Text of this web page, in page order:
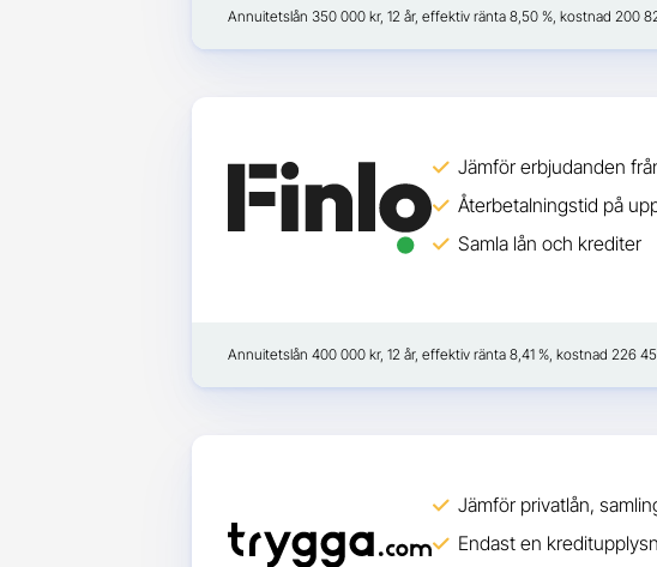
Annuitetslån 350 000 kr, 12 år, effektiv ränta 8,50 %, kostnad 200
Jämför erbjudanden
Återbetalningstid på
Samla lån och krediter
Annuitetslån 400 000 kr, 12 år, effektiv ränta 8,41 %, kostnad 226
Jämför privatlån,
Endast en